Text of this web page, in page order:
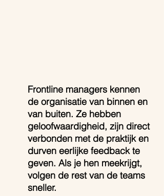
Frontline managers kennen
de organisatie van binnen en
van buiten. Ze hebben
geloofwaardigheid, zijn direct
verbonden met de praktijk en
durven eerlijke feedback te
geven. Als je hen meekrijgt,
volgen de rest van de teams
sneller.